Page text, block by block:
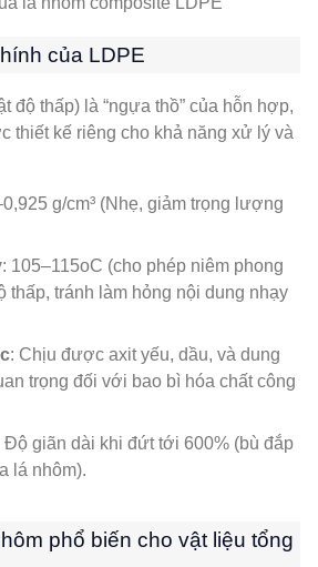
của LDPE
độ thấp) là “ngựa thồ” của hỗn hợp,
thiết kế riêng cho khả năng xử lý và
g/cm³ (Nhẹ, giảm trọng lượng
: 105–115oC (cho phép niêm phong
thấp, tránh làm hỏng nội dung nhạy
: Chịu được axit yếu, dầu, và dung
trọng đối với bao bì hóa chất công
Độ giãn dài khi đứt tới 600% (bù đắp
lá nhôm).
phổ biến cho vật liệu tổng